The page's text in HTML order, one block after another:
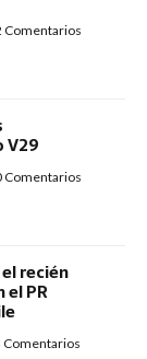
Comentarios
V29
Comentarios
recién
el PR
Comentarios